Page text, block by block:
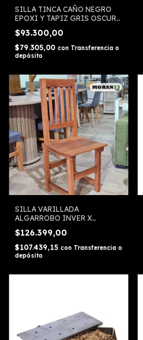
SILLA TINCA CAÑO NEGRO
EPOXI Y TAPIZ GRIS OSCURO
SILCAR
$93.300,00
$79.305,00 con Transferencia o
depósito
SILLA VARILLADA
ALGARROBO INVER X
$126.399,00
$107.439,15 con Transferencia o
depósito